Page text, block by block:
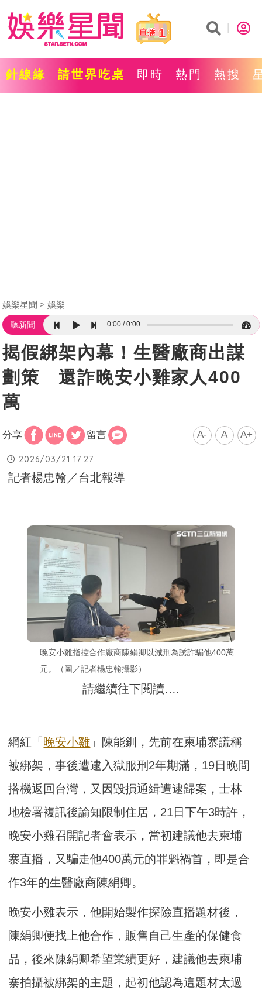
1
針線緣 請世界吃桌 即時 熱門 熱搜
娛樂星聞 娛樂
聽新聞 0:00 0:00
揭假綁架內幕！生醫廠商出謀
劃策 還詐晚安小雞家人400
萬
分享 留言 A- A A+
2026/03/21 17:27
記者楊忠翰／台北報導
晚安小雞指控合作廠商陳絹卿以減刑為誘詐騙他400萬
元。（圖／記者楊忠翰攝影）
請繼續往下閱讀….
網紅「 晚安小雞 」陳能釧，先前在柬埔寨謊稱
被綁架，事後遭逮入獄服刑2年期滿，19日晚間
搭機返回台灣，又因毀損通緝遭逮歸案，士林
地檢署複訊後諭知限制住居，21日下午3時許，
晚安小雞召開記者會表示，當初建議他去柬埔
寨直播，又騙走他400萬元的罪魁禍首，即是合
作3年的生醫廠商陳絹卿。
晚安小雞表示，他開始製作探險直播題材後，
陳絹卿便找上他合作，販售自己生產的保健食
品，後來陳絹卿希望業績更好，建議他去柬埔
寨拍攝被綁架的主題，起初他認為這題材太過